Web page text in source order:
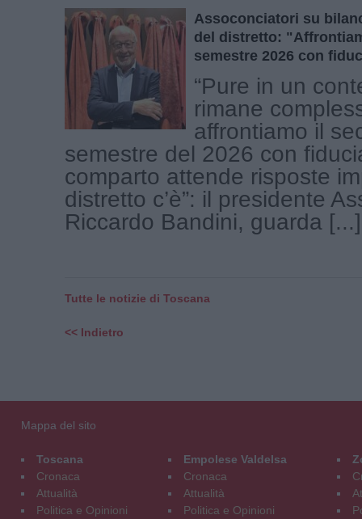
Assoconciatori su
del distretto:
semestre 2026 con
“Pure in un
rimane
affrontiamo il
semestre del 2026 con
comparto attende risposte
distretto c’è”: il presidente
Riccardo Bandini, guarda [...]
Tutte le notizie di Toscana
<< Indietro
Mappa del sito
Toscana
Cronaca
Attualità
Politica e Opinioni
Empolese Valdelsa
Cronaca
Attualità
Politica e Opinioni